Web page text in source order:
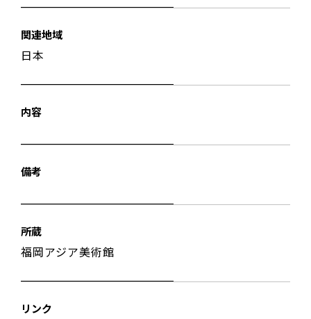
関連地域
日本
内容
備考
所蔵
福岡アジア美術館
リンク